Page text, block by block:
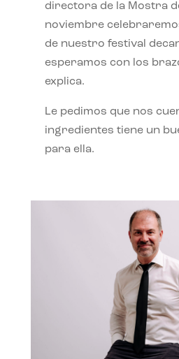
directora de la Mostra
noviembre
de nuestro festival
esperamos con los
explica.
Le pedimos que nos
ingredientes tiene un
para ella.